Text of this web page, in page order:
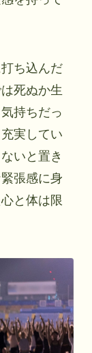
ち込んだ
死ぬか生
持ちだっ
実してい
いと置き
張感に身
と体は限